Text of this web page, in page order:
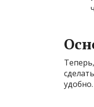
удобно.